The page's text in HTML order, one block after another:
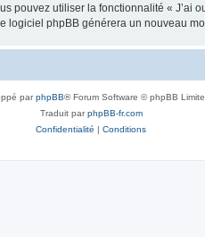
pouvez utiliser la fonctionnalité «
phpBB générera un nouveau
parphpBB® Forum Software © phpBB
Traduit parphpBB-fr.com
Confidentialité | Conditions